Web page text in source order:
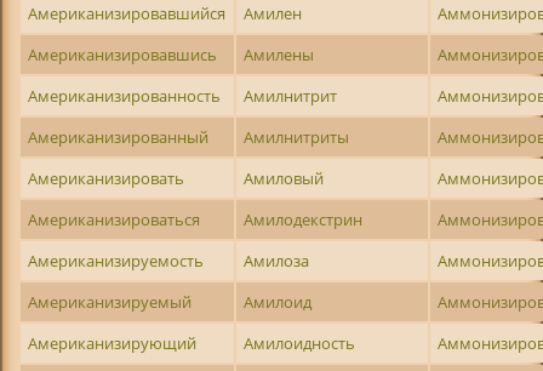
Американизировавшийся
Амилен
Американизировавшись
Амилены
Американизированность
Амилнитрит
Американизированный
Амилнитриты
Американизировать
Амиловый
Американизироваться
Амилодекстрин
Американизируемость
Амилоза
Американизируемый
Амилоид
Американизирующий
Амилоидность